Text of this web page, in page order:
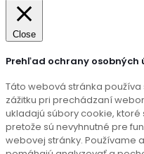
Close
Prehľad ochrany osobných
Táto webová stránka
zážitku pri prechádzaní
ukladajú súbory cookie,
pretože sú nevyhnutné pre
webovej stránky. Používame